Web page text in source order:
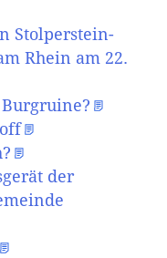
Stolperstein-
Rhein am 22.
der